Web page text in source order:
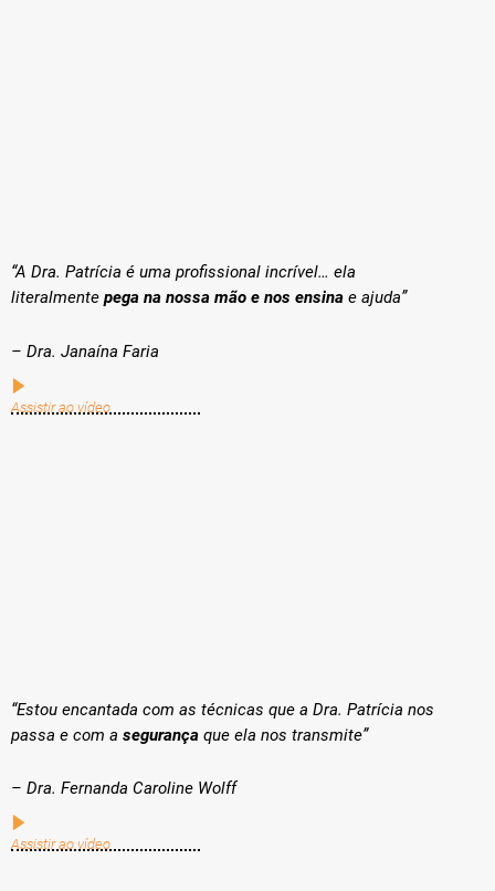
“A Dra. Patrícia é uma profissional incrível… ela
literalmente pega na nossa mão e nos ensina e ajuda”
– Dra. Janaína Faria
Assistir ao vídeo
“Estou encantada com as técnicas que a Dra. Patrícia nos
passa e com a segurança que ela nos transmite”
– Dra. Fernanda Caroline Wolff
Assistir ao vídeo